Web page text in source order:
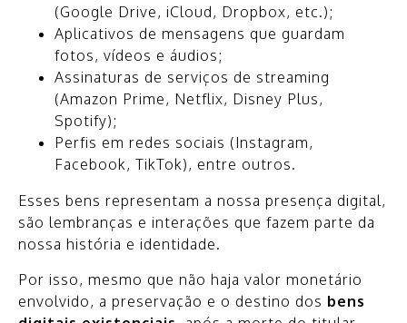
(Google Drive, iCloud, Dropbox, etc.);
Aplicativos de mensagens que guardam
fotos, vídeos e áudios;
Assinaturas de serviços de streaming
(Amazon Prime, Netflix, Disney Plus,
Spotify);
Perfis em redes sociais (Instagram,
Facebook, TikTok), entre outros.
Esses bens representam a nossa presença digital,
são lembranças e interações que fazem parte da
nossa história e identidade.
Por isso, mesmo que não haja valor monetário
envolvido, a preservação e o destino dos bens